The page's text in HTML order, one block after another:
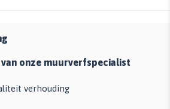
onze muurverfspecialist
verhouding